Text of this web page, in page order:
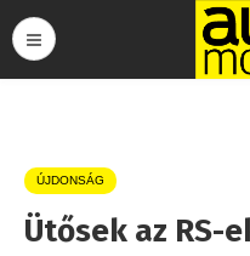
ÚJDONSÁG
Ütősek az RS-